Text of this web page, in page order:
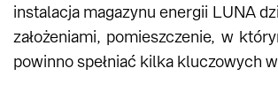
instalacja magazynu energii LUNA
założeniami, pomieszczenie, w
powinno spełniać kilka kluczowych